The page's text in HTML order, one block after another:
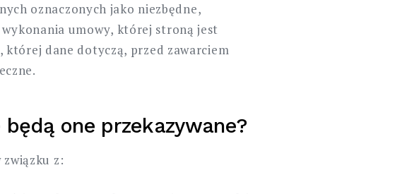
oznaczonych jako niezbędne,
umowy, której stroną jest
której dane dotyczą, przed zawarciem
one przekazywane?
z: